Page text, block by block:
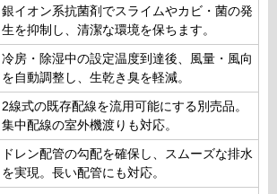
銀イオン系抗菌剤でスライムやカビ・菌の発
生を抑制し、清潔な環境を保ちます。
冷房・除湿中の設定温度到達後、風量・風向
を自動調整し、生乾き臭を軽減。
2線式の既存配線を流用可能にする別売品。
集中配線の室外機渡りも対応。
ドレン配管の勾配を確保し、スムーズな排水
を実現。長い配管にも対応。